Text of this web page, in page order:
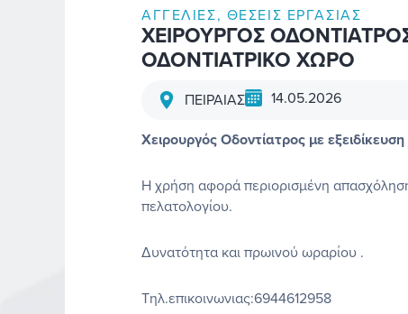
ΑΓΓΕΛΊΕΣ, ΘΈΣΕΙΣ ΕΡΓΑΣΊΑΣ
ΧΕΙΡΟΥΡΓΟΣ
ΟΔΟΝΤΙΑΤΡΙΚΟ ΧΩΡΟ
ΠΕΙΡΑΙΑΣ 14.05.2026
Χειρουργός Οδοντίατρος με
Η χρήση αφορά περιορισμένη
πελατολογίου.
Δυνατότητα και πρωινού ωραρίου .
Τηλ.επικοινωνιας:6944612958